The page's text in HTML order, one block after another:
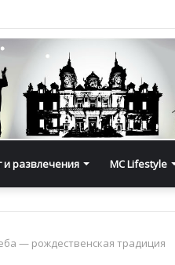
и развлечения MC Lifestyle
— рождественская традиция